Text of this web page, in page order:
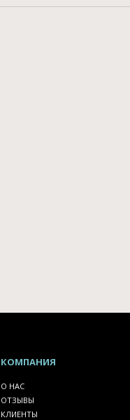
КОМПАНИЯ
О НАС
ОТЗЫВЫ
КЛИЕНТЫ